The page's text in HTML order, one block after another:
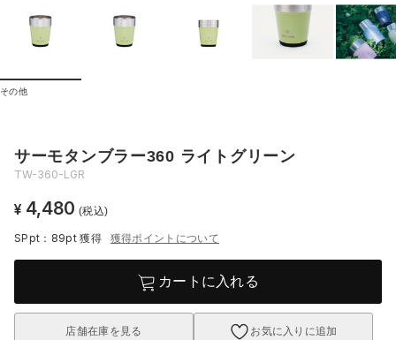
その他
サーモタンブラー360 ライトグリーン
TW-360-LGR
¥ 4,480 (税込)
SPpt：89pt獲得 獲得ポイントについて
カートに入れる
店舗在庫を見る お気に入りに追加